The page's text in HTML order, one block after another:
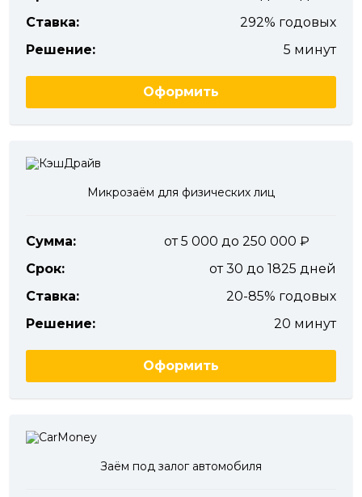
Ставка:
292% годовых
Решение:
5 минут
Оформить
Микрозаём для физических лиц
Сумма:
от 5 000 до 250 000
Срок:
от 30 до 1825 дней
Ставка:
20-85% годовых
Решение:
20 минут
Оформить
Заём под залог автомобиля